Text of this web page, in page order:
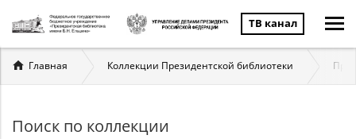
ТВ канал
Вы
здесь
Главная Коллекции Президентской библиотеки
Поиск по коллекции